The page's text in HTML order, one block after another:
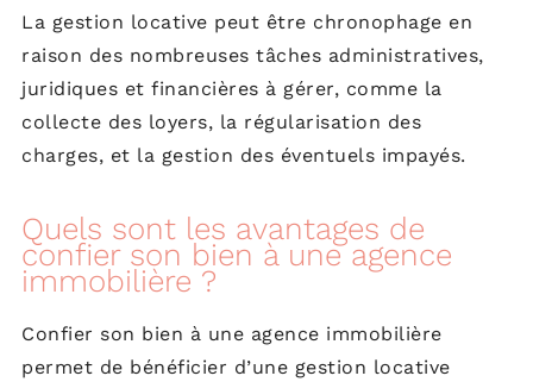
La gestion locative peut être chronophage en
raison des nombreuses tâches administratives,
juridiques et financières à gérer, comme la
collecte des loyers, la régularisation des
charges, et la gestion des éventuels impayés.
Quels sont les avantages de
confier son bien à une agence
immobilière ?
Confier son bien à une agence immobilière
permet de bénéficier d’une gestion locative